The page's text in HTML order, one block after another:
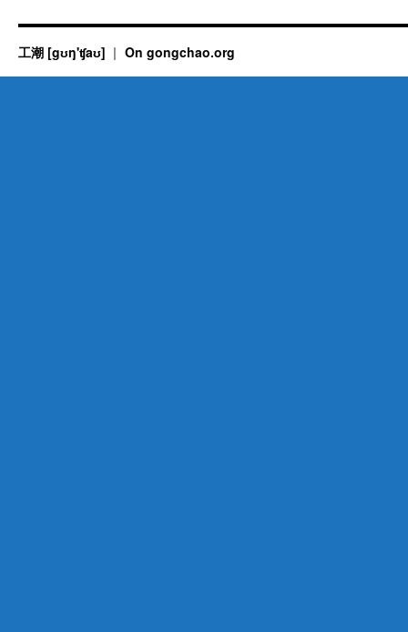
工潮 [gʊŋ'ʧaʊ] On gongchao.org